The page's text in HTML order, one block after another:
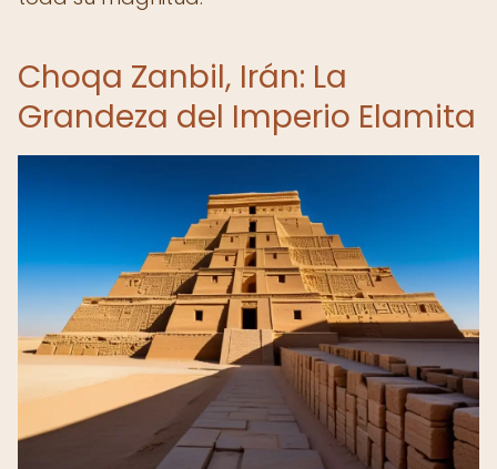
Choqa Zanbil, Irán: La
Grandeza del Imperio Elamita